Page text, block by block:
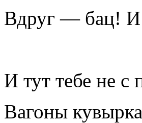
Вдруг — бац!
И тут тебе не с
Вагоны